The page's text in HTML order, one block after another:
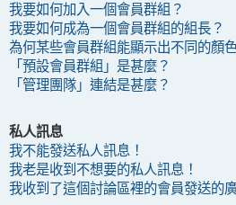
我要如何加入一個會員群組？
我要如何成為一個會員群組的組長？
為何某些會員群組能顯示出不同的顏
「預設會員群組」是甚麼？
「管理團隊」連結是甚麼？
私人訊息
我不能發送私人訊息！
我老是收到不想要的私人訊息！
我收到了這個討論區裡的會員發送的